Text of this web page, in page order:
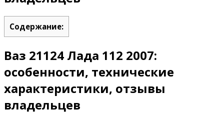
Содержание:
Ваз 21124 Лада 112 2007:
особенности, технические
характеристики, отзывы
владельцев